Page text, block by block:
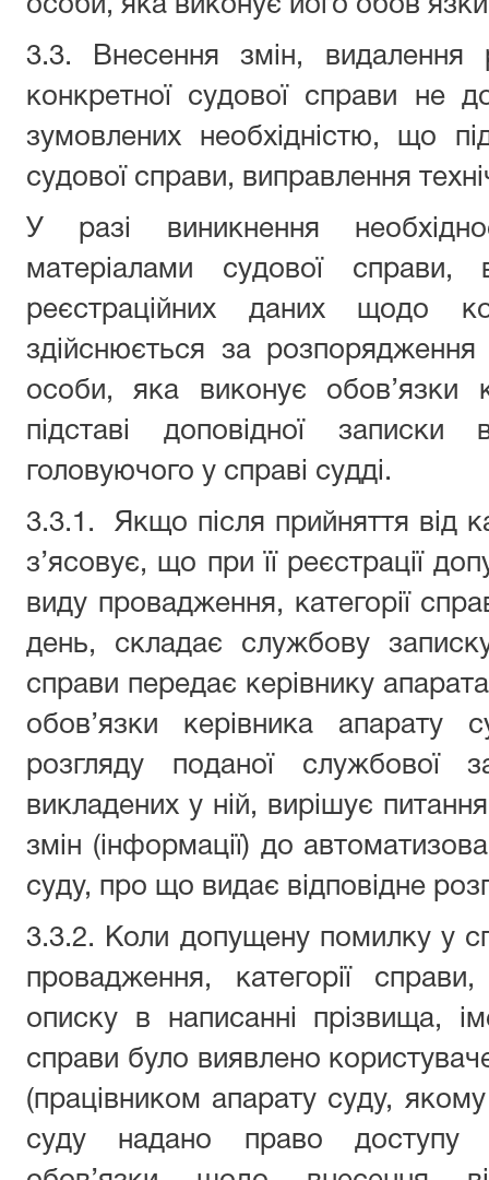
особи, яка виконує його
3.3. Внесення змін, видалення
конкретної судової справи не
зумовлених необхідністю, що
судової справи, виправлення
У разі виникнення
матеріалами судової справи,
реєстраційних даних щодо
здійснюється за
особи, яка виконує обов’язки
підставі доповідної записки
головуючого у справі судді.
3.3.1. Якщо після прийняття від
з’ясовує, що при її реєстрації
виду провадження, категорії
день, складає службову
справи передає керівнику
обов’язки керівника апарату
розгляду поданої службової
викладених у ній, вирішує
змін (інформації) до
суду, про що видає відповідне
3.3.2. Коли допущену помилку у
провадження, категорії
описку в написанні прізвища,
справи було виявлено
(працівником апарату суду,
суду надано право доступу